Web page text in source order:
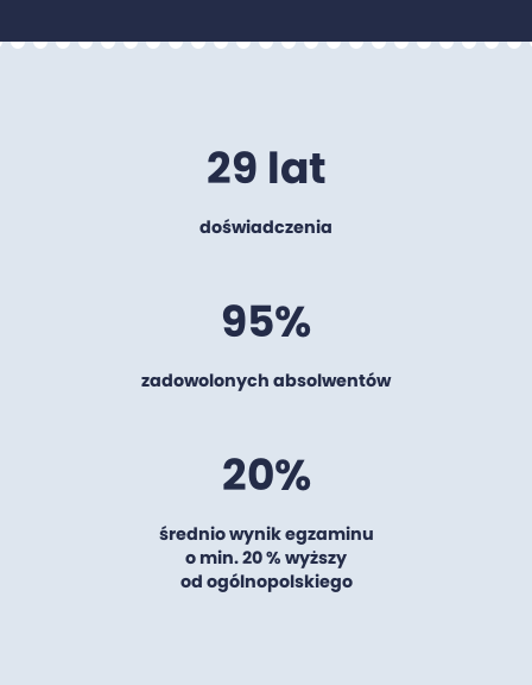
29 lat
doświadczenia
95%
zadowolonych absolwentów
20%
średnio wynik egzaminu
o min. 20 % wyższy
od ogólnopolskiego